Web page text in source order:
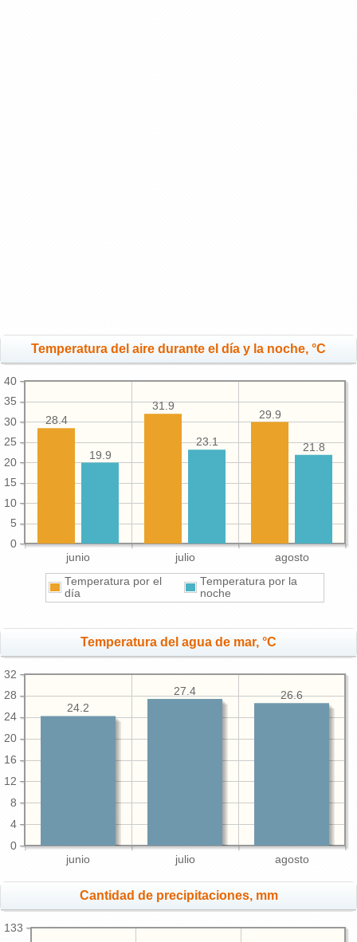
Temperatura del aire durante el día y la noche, °C
junio julio agosto
0
5
10
15
20
25
30
35
40
29.9
31.9
28.4
21.8
23.1
19.9
Temperatura por el
día
Temperatura por la
noche
Temperatura del agua de mar, °C
junio julio agosto
0
4
8
12
16
20
24
28
32
26.6
27.4
24.2
Cantidad de precipitaciones, mm
133